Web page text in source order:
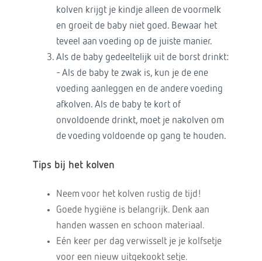
kolven krijgt je kindje alleen de voormelk
en groeit de baby niet goed. Bewaar het
teveel aan voeding op de juiste manier.
Als de baby gedeeltelijk uit de borst drinkt:
- Als de baby te zwak is, kun je de ene
voeding aanleggen en de andere voeding
afkolven. Als de baby te kort of
onvoldoende drinkt, moet je nakolven om
de voeding voldoende op gang te houden.
Tips bij hetkolven
Neem voor het kolven rustig de tijd!
Goede hygiëne is belangrijk. Denk aan
handen wassen en schoon materiaal.
Eén keer per dag verwisselt je je kolfsetje
voor een nieuw uitgekookt setje.